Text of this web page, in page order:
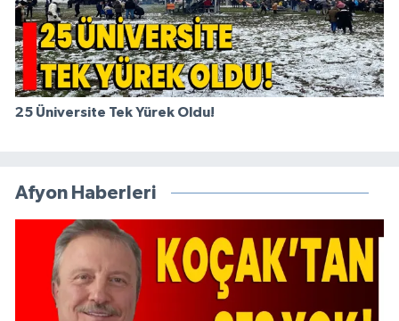
25 Üniversite Tek Yürek Oldu!
Afyon Haberleri